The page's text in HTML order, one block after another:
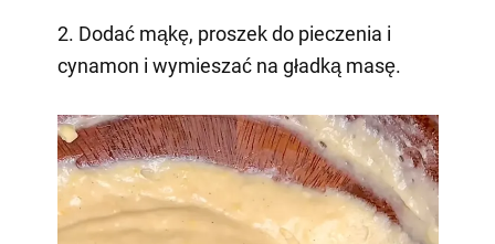
2. Dodać mąkę, proszek do pieczenia i
cynamon i wymieszać na gładką masę.